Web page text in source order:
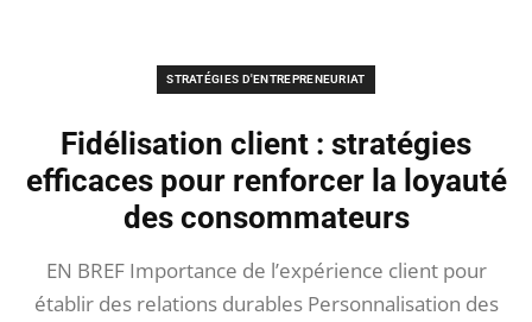
STRATÉGIES D'ENTREPRENEURIAT
Fidélisation client : stratégies
efficaces pour renforcer la loyauté
des consommateurs
EN BREF Importance de l’expérience client pour
établir des relations durables Personnalisation des